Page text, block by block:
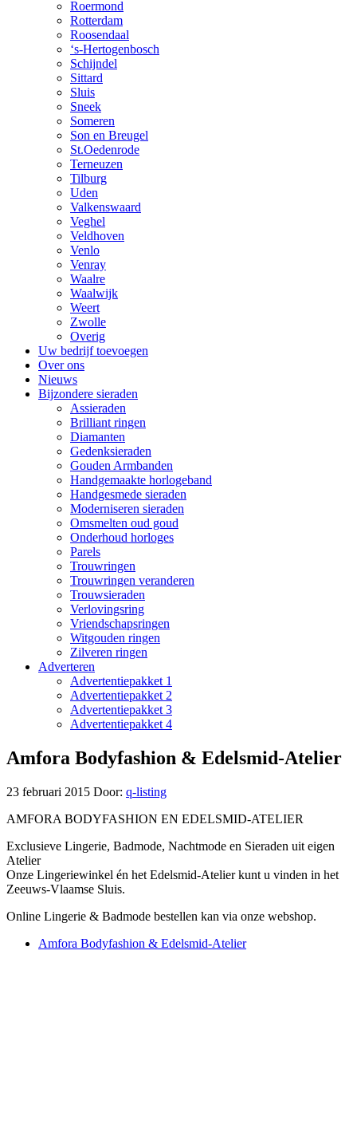
Roermond
Rotterdam
Roosendaal
‘s-Hertogenbosch
Schijndel
Sittard
Sluis
Sneek
Someren
Son en Breugel
St.Oedenrode
Terneuzen
Tilburg
Uden
Valkenswaard
Veghel
Veldhoven
Venlo
Venray
Waalre
Waalwijk
Weert
Zwolle
Overig
Uw bedrijf toevoegen
Over ons
Nieuws
Bijzondere sieraden
Assieraden
Brilliant ringen
Diamanten
Gedenksieraden
Gouden Armbanden
Handgemaakte horlogeband
Handgesmede sieraden
Moderniseren sieraden
Omsmelten oud goud
Onderhoud horloges
Parels
Trouwringen
Trouwringen veranderen
Trouwsieraden
Verlovingsring
Vriendschapsringen
Witgouden ringen
Zilveren ringen
Adverteren
Advertentiepakket 1
Advertentiepakket 2
Advertentiepakket 3
Advertentiepakket 4
Amfora Bodyfashion & Edelsmid-Atelier
23 februari 2015 Door: q-listing
AMFORA BODYFASHION EN EDELSMID-ATELIER
Exclusieve Lingerie, Badmode, Nachtmode en Sieraden uit eigen
Atelier
Onze Lingeriewinkel én het Edelsmid-Atelier kunt u vinden in het
Zeeuws-Vlaamse Sluis.
Online Lingerie & Badmode bestellen kan via onze webshop.
Amfora Bodyfashion & Edelsmid-Atelier